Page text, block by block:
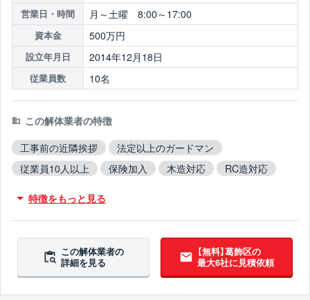
営業日・時間 月～土曜 8:00～17:00
資本金 500万円
設立年月日 2014年12月18日
従業員数 10名
この解体業者の特徴
工事前の近隣挨拶
法定以上のガードマン
従業員10人以上
保険加入 木造対応
RC造対応
5年以上無違反
翌営業日までに連絡
特徴をもっと見る
この解体業者の
詳細を見る
【無料】葛飾区の
最大6社に見積依頼